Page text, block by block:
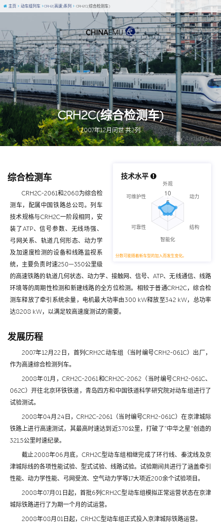
图 / Aiklld2364
CRH2C(综合检测车)
2007年12月问世 共2列
主页 动车组列车 CRH2(高速)系列 CRH2C(综合检测车)
技术水平
分数可能随着新车型的加入而发生变化。
综合检测车
CRH2C-2061和2068为综合检
测车，配属中国铁路总公司。列车
技术规格与CRH2C一阶段相同，安
装了ATP、信号参数、无线场强、
弓网关系、轨道几何形态、动力学
及加速度检测的设备和线路监视系
统，主要负责时速250—350公里级
的高速铁路的轨道几何状态、动力学、接触网、信号、ATP、无线通信、线路
环境等的周期性检测和新建线路的全方位检测。相较于普通CRH2C，综合检
测车释放了牵引系统余量，电机最大功率由300 kW释放至342 kW，总功率
达8208 kW，以满足较高速度测试的需要。
发展历程
2007年12月22日，首列CRH2C动车组（当时编号CRH2-061C）出厂，
作为高速综合检测列车。
2008年01月，CRH2C-2061和CRH2C-2062（当时编号CRH2-061C、
062C）开往北京环铁铁道，青岛四方和中国铁道科学研究院对动车组进行了
试验测试。
2008年04月24日，CRH2C-2061（当时编号CRH2-061C）在京津城际
铁路上进行高速测试，其最高时速达到近370公里，打破了“中华之星”创造的
321.5公里时速纪录。
截止2008年06月底，CRH2C型动车组相继完成了环行线、秦沈线及京
津城际线的各项性能试验、型式试验、线路试验。试验期间共进行了涵盖牵引
性能、动力学性能、弓网受流、空气动力学等17大项近200余个试验项目。
2008年07月01日起，首批6列CRH2C型动车组模拟正常运营状态在京津
城际铁路进行了为期一个月的试运营。
2008年08月01日起，CRH2C型动车组正式投入京津城际铁路运营。